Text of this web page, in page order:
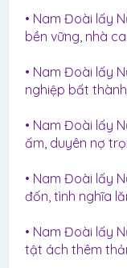
• Nam Đoài lấy
bền vững, nhà
• Nam Đoài lấy
nghiệp bất
• Nam Đoài lấy
ấm, duyên nợ
• Nam Đoài lấy
đốn, tình nghĩa
• Nam Đoài lấy
tật ách thêm